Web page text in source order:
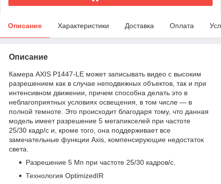
Описание Характеристики Доставка Оплата
Описание
Камера AXIS P1447-LE может записывать видео с высоким
разрешением как в случае неподвижных объектов, так и при
интенсивном движении, причем способна делать это в
неблагоприятных условиях освещения, в том числе — в
полной темноте. Это происходит благодаря тому, что данная
модель имеет разрешение 5 мегапикселей при частоте
25/30 кадр/с и, кроме того, она поддерживает все
замечательные функции Axis, компенсирующие недостаток
света.
Разрешение 5 Mп при частоте 25/30 кадров/с.
Технология OptimizedIR